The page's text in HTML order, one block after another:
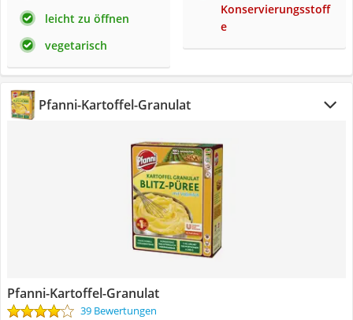
leicht zu öffnen
vegetarisch
Konservierungsstoff
e
Pfanni-Kartoffel-Granulat
Pfanni-Kartoffel-Granulat
39 Bewertungen